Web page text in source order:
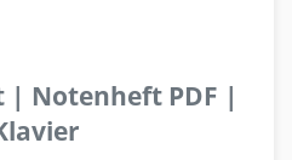
| Notenheft PDF |